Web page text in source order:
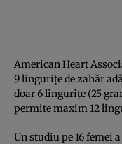
American Heart
9 lingurițe de zahăr
doar 6 lingurițe (25
permite maxim 12
Un studiu pe 16 femei